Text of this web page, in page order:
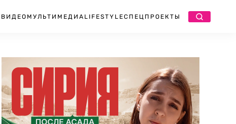
ВИДЕО МУЛЬТИМЕДИА LIFESTYLEСПЕЦПРОЕКТЫ